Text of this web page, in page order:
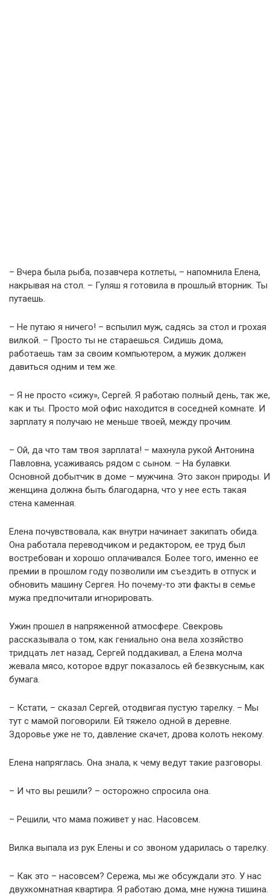
– Вчера была рыба, позавчера котлеты, – напомнила Елена,
накрывая на стол. – Гуляш я готовила в прошлый вторник. Ты
путаешь.
– Не путаю я ничего! – вспылил муж, садясь за стол и грохая
вилкой. – Просто ты не стараешься. Сидишь дома,
работаешь там за своим компьютером, а мужик должен
давиться одним и тем же.
– Я не просто «сижу», Сергей. Я работаю полный день, так же,
как и ты. Просто мой офис находится в соседней комнате. И
зарплату я получаю не меньше твоей, между прочим.
– Ой, да что там твоя зарплата! – махнула рукой Антонина
Павловна, усаживаясь рядом с сыном. – На булавки.
Основной добытчик в доме – мужчина. Это закон природы. И
женщина должна быть благодарна, что у нее есть такая
стена каменная.
Елена почувствовала, как внутри начинает закипать обида.
Она работала переводчиком и редактором, ее труд был
востребован и хорошо оплачивался. Более того, именно ее
премии в прошлом году позволили им съездить в отпуск и
обновить машину Сергея. Но почему-то эти факты в семье
мужа предпочитали игнорировать.
Ужин прошел в напряженной атмосфере. Свекровь
рассказывала о том, как гениально она вела хозяйство
тридцать лет назад, Сергей поддакивал, а Елена молча
жевала мясо, которое вдруг показалось ей безвкусным, как
бумага.
– Кстати, – сказал Сергей, отодвигая пустую тарелку. – Мы
тут с мамой поговорили. Ей тяжело одной в деревне.
Здоровье уже не то, давление скачет, дрова колоть некому.
Елена напряглась. Она знала, к чему ведут такие разговоры.
– И что вы решили? – осторожно спросила она.
– Решили, что мама поживет у нас. Насовсем.
Вилка выпала из рук Елены и со звоном ударилась о тарелку.
– Как это – насовсем? Сережа, мы же обсуждали это. У нас
двухкомнатная квартира. Я работаю дома, мне нужна тишина.